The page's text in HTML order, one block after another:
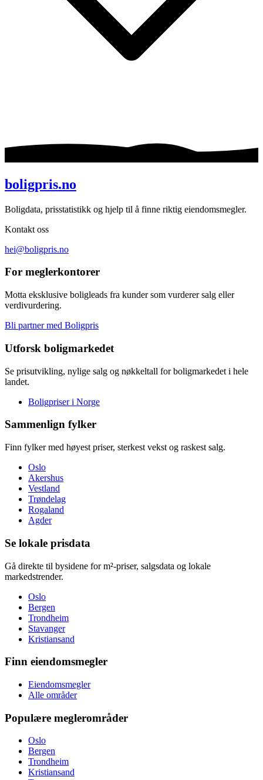
boligpris.no
Boligdata, prisstatistikk og hjelp til å finne riktig eiendomsmegler.
Kontakt oss
hei@boligpris.no
For meglerkontorer
Motta eksklusive boligleads fra kunder som vurderer salg eller
verdivurdering.
Bli partner med Boligpris
Utforsk boligmarkedet
Se prisutvikling, nylige salg og nøkkeltall for boligmarkedet i hele
landet.
Boligpriser i Norge
Sammenlign fylker
Finn fylker med høyest priser, sterkest vekst og raskest salg.
Oslo
Akershus
Vestland
Trøndelag
Rogaland
Agder
Se lokale prisdata
Gå direkte til bysidene for m²-priser, salgsdata og lokale
markedstrender.
Oslo
Bergen
Trondheim
Stavanger
Kristiansand
Finn eiendomsmegler
Eiendomsmegler
Alle områder
Populære meglerområder
Oslo
Bergen
Trondheim
Kristiansand